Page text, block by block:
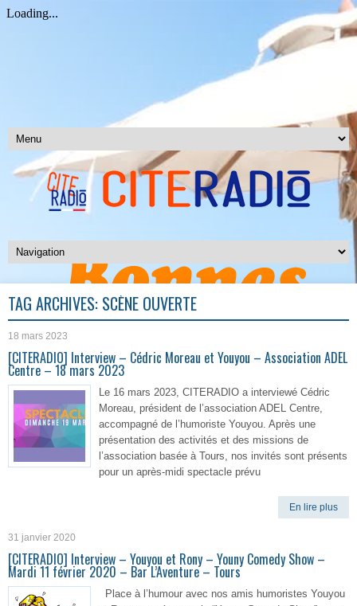
TAG ARCHIVES: SCÈNE OUVERTE
18 mars 2023
[CITERADIO] Interview – Cédric Moreau et Youyou – Association ADEL
Centre – 18 mars 2023
Le 16 mars 2023, CITERADIO a interviewé Cédric
Moreau, président de l’association ADEL Centre,
accompagné de l’humoriste Youyou. Après une
présentation des activités et des missions de
l’association basée à Tours, nos invités sont présents
pour un après-midi spectacle prévu
En lire plus
31 janvier 2020
[CITERADIO] Interview – Youyou et Rony – Youny Comedy Show –
Mardi 11 février 2020 – Bar L’Aventure – Tours
Place à l’humour avec nos amis humoristes Youyou